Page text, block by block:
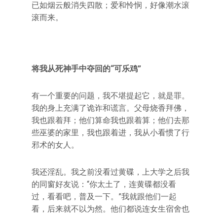
已如烟云般消失四散；爱和怜悯，好像潮水滚
滚而来。
将我从死神手中夺回的“可乐鸡”
有一个重要的问题，我不堪提起它，就是罪。
我的身上充满了诡诈和谎言。父母烧香拜佛，
我也跟着拜；他们算命我也跟着算；他们去那
些巫婆的家里，我也跟着进，我从小看惯了行
邪术的女人。
我还淫乱。我之前没看过黄碟，上大学之后我
的同窗好友说：“你太土了，连黄碟都没看
过，看看吧，普及一下。”我就跟他们一起
看，后来就不以为然。他们都说连女生宿舍也